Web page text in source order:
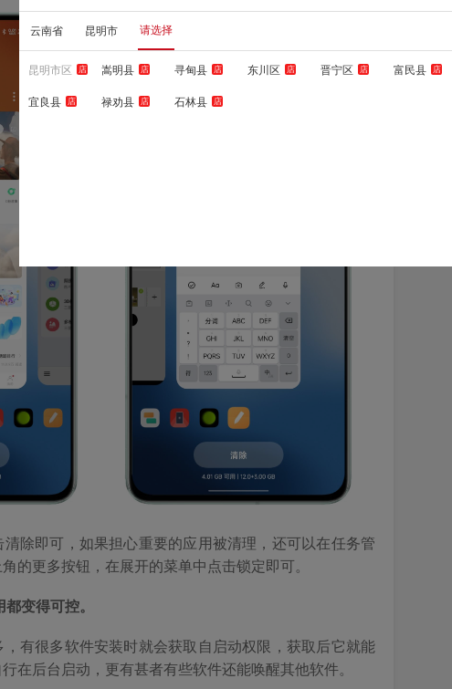
云南省 昆明市 请选择
昆明市区 店 嵩明县 店 寻甸县 店 东川区 店 晋宁区 店 富民县 店
宜良县 店 禄劝县 店 石林县 店
除即可，如果担心重要的应用被清理，还可以在任务管
的更多按钮，在展开的菜单中点击锁定即可。
变得可控。
有很多软件安装时就会获取自启动权限，获取后它就能
在后台启动，更有甚者有些软件还能唤醒其他软件。